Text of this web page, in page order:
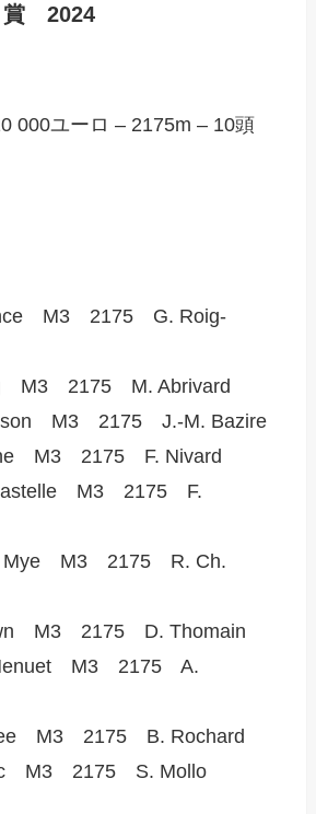
賞 2024
000ユーロ – 2175m – 10頭
M3 2175 G. Roig-
M3 2175 M. Abrivard
M3 2175 J.-M. Bazire
M3 2175 F. Nivard
M3 2175 F.
Mye M3 2175 R. Ch.
M3 2175 D. Thomain
M3 2175 A.
M3 2175 B. Rochard
M3 2175 S. Mollo